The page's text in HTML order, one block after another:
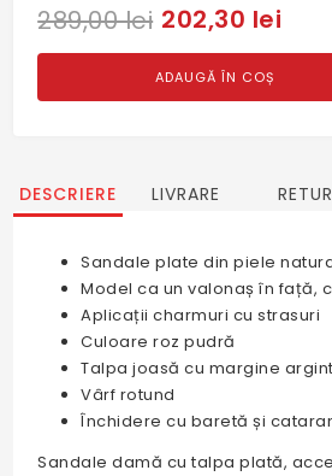
289,00 lei 202,30 lei
ADAUGĂ ÎN COȘ
DESCRIERE LIVRARE RETUR
Sandale plate din piele
Model ca un valonaș în față,
Aplicații charmuri cu strasuri
Culoare roz pudră
Talpa joasă cu margine
Vârf rotund
Închidere cu baretă și
Sandale damă cu talpa plată,